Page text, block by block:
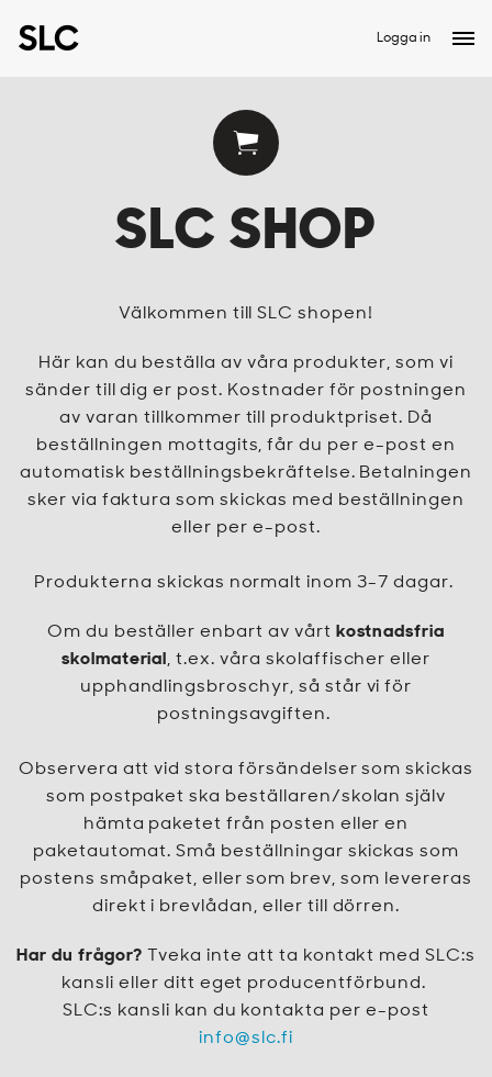
Logga in
SLC SHOP
Välkommen till SLC shopen!
Här kan du beställa av våra produkter, som vi
sänder till dig er post. Kostnader för postningen
av varan tillkommer till produktpriset. Då
beställningen mottagits, får du per e-post en
automatisk beställningsbekräftelse. Betalningen
sker via faktura som skickas med beställningen
eller per e-post.
Produkterna skickas normalt inom 3-7 dagar.
Om du beställer enbart av vårt kostnadsfria
skolmaterial , t.ex. våra skolaffischer eller
upphandlingsbroschyr, så står vi för
postningsavgiften.
Observera att vid stora försändelser som skickas
som postpaket ska beställaren/skolan själv
hämta paketet från posten eller en
paketautomat. Små beställningar skickas som
postens småpaket, eller som brev, som levereras
direkt i brevlådan, eller till dörren.
Har du frågor? Tveka inte att ta kontakt med SLC:s
kansli eller ditt eget producentförbund.
SLC:s kansli kan du kontakta per e-post
info@slc.fi